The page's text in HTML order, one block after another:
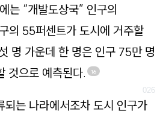
는 “개발도상국” 인구의
의 55퍼센트가 도시에 거주할
명 가운데 한 명은 인구 75만 명
것으로 예측된다.
16
되는 나라에서조차 도시 인구가